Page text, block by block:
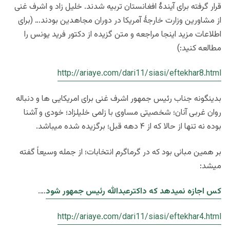
قرار گرفته برای آیندۀ افغانستان تربیه شدند. خلیل زاد و اشرف غنی
از مشاورین وزارت خارجۀ آمریکا در دوران مجاهدین بودند… (برای
اطلاعات مزید اینجا مراجعه و متن گزیده از دکتور فرید یونس را
مطالعه کنید:)
http://ariaye.com/dari11/siasi/eftekhar8.html
بدینگونه جناب رئیس جمهور اشرف غنی برای امریکایی ها و دنباله
روان غربی آنان؛ شخصیتی مساوی با زلمی خلیلزاد؛ خودی و آشنا
بوده نه تنها از حالا که از ۴ دهه قبل؛ برگزیده شده میباشد.
بر همین مبانی بود که در گرماگرم انتخابات؛ از جمله وسیعاً گفته
میشد:
کس اجازه نمیدهد که داکترعبدالله رئیس جمهور شود….
http://ariaye.com/dari11/siasi/eftekhar4.html